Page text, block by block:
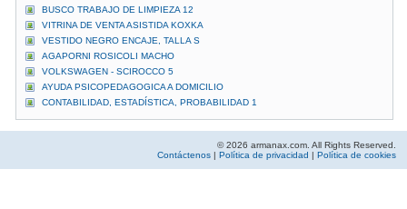
BUSCO TRABAJO DE LIMPIEZA 12
VITRINA DE VENTA ASISTIDA KOXKA
VESTIDO NEGRO ENCAJE, TALLA S
AGAPORNI ROSICOLI MACHO
VOLKSWAGEN - SCIROCCO 5
AYUDA PSICOPEDAGOGICA A DOMICILIO
CONTABILIDAD, ESTADÍSTICA, PROBABILIDAD 1
© 2026 armanax.com. All Rights Reserved.
Contáctenos | Política de privacidad | Política de cookies